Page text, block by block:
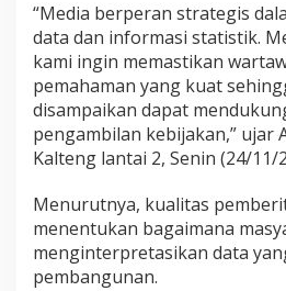
“Media berperan strategis
data dan informasi statistik.
kami ingin memastikan
pemahaman yang kuat
disampaikan dapat
pengambilan kebijakan,” ujar
Kalteng lantai 2, Senin (24/11/
Menurutnya, kualitas
menentukan bagaimana
menginterpretasikan data
pembangunan.